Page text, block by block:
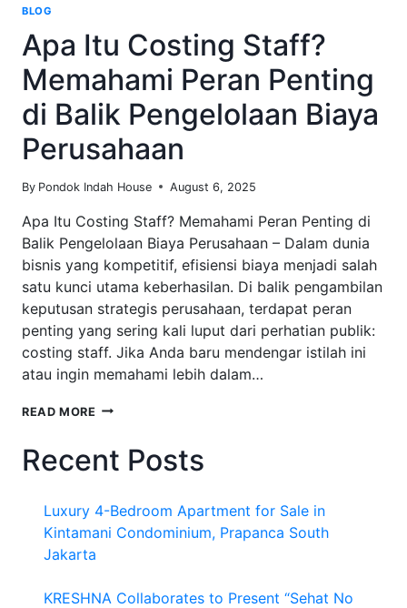
BLOG
Apa Itu Costing Staff?
Memahami Peran Penting
di Balik Pengelolaan Biaya
Perusahaan
By Pondok Indah House August 6, 2025
Apa Itu Costing Staff? Memahami Peran Penting di
Balik Pengelolaan Biaya Perusahaan – Dalam dunia
bisnis yang kompetitif, efisiensi biaya menjadi salah
satu kunci utama keberhasilan. Di balik pengambilan
keputusan strategis perusahaan, terdapat peran
penting yang sering kali luput dari perhatian publik:
costing staff. Jika Anda baru mendengar istilah ini
atau ingin memahami lebih dalam…
READ MORE APA
STAFF?
MEMAHAMI
PENTING
DI
PENGELOLAAN
PERUSAHAAN
Recent Posts
Luxury 4-Bedroom Apartment for Sale in
Kintamani Condominium, Prapanca South
Jakarta
KRESHNA Collaborates to Present “Sehat No